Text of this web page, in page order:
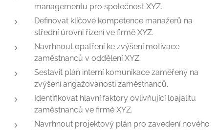
managementu pro společnost XYZ.
Definovat klíčové kompetence manažerů na
střední úrovni řízení ve firmě XYZ.
Navrhnout opatření ke zvýšení motivace
zaměstnanců v oddělení XYZ.
Sestavit plán interní komunikace zaměřený na
zvýšení angažovanosti zaměstnanců.
Identifikovat hlavní faktory ovlivňující loajalitu
zaměstnanců ve firmě XYZ.
Navrhnout projektový plán pro zavedení nového